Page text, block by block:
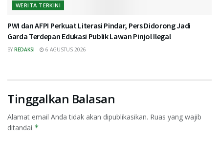
WERITA TERKINI
PWI dan AFPI Perkuat Literasi Pindar, Pers Didorong Jadi
Garda Terdepan Edukasi Publik Lawan Pinjol Ilegal
BY REDAKSI 6 AGUSTUS 2026
Tinggalkan Balasan
Alamat email Anda tidak akan dipublikasikan. Ruas yang wajib
ditandai *